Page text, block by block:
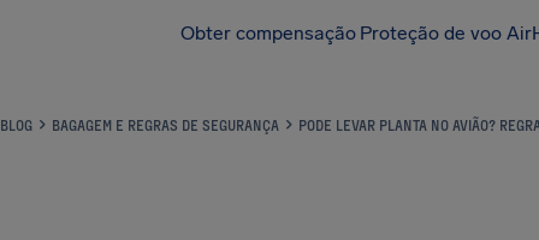
Obter compensação Proteção de voo
BLOG BAGAGEM E REGRAS DE SEGURANÇA PODE LEVAR PLANTA NO AVIÃO?